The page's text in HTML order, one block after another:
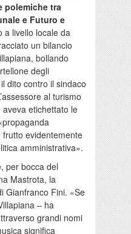
polemiche tra
e Futuro e
a livello locale da
un bilancio
bollando
degli
dito contro il sindaco
al turismo
etichettato le
evidentemente
amministrativa».
per bocca del
Mastrota, la
Gianfranco Fini. «Se
– ha
grandi nomi
significa